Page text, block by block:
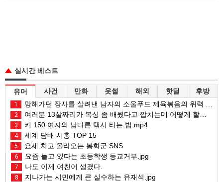
실시간 베스트
유머 사건 만화 웃썰 해외 핫딜 후방
1 망해가던 장사를 살려낸 남자의 소울푸드 제육볶음의 위력 ㅋㅋ
2 여러분 13살짜리가 복싱 좀 배웠다고 깝치는데 어떻게 할까요?
3 키 150 여자의 남다른 택시 타는 법.mp4
4 세계 담배 시총 TOP 15
5 요새 치고 올라오는 봉화군 SNS
6 요즘 늘고 있다는 초등학생 등교거부.jpg
7 나도 이제 여친이 생겼다.
8 지나가는 시민에게 큰 실수하는 유재석.jpg